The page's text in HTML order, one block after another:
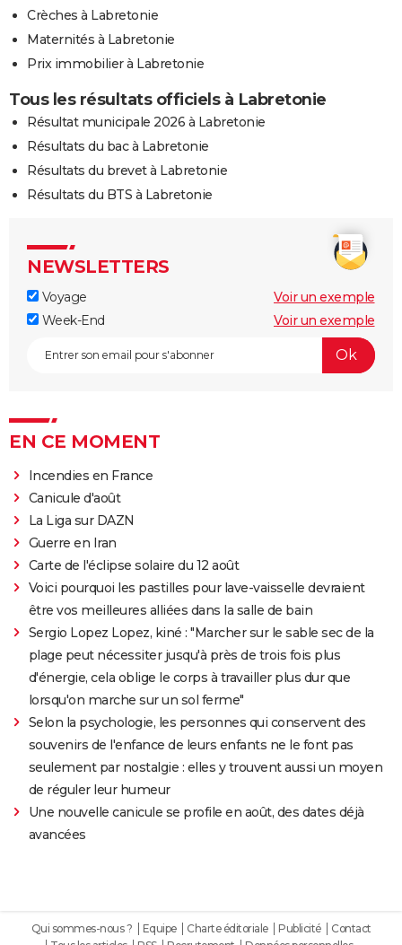
Crèches à Labretonie
Maternités à Labretonie
Prix immobilier à Labretonie
Tous les résultats officiels à Labretonie
Résultat municipale 2026 à Labretonie
Résultats du bac à Labretonie
Résultats du brevet à Labretonie
Résultats du BTS à Labretonie
NEWSLETTERS
Voyage
Voir un exemple
Week-End
Voir un exemple
EN CE MOMENT
Incendies en France
Canicule d'août
La Liga sur DAZN
Guerre en Iran
Carte de l'éclipse solaire du 12 août
Voici pourquoi les pastilles pour lave-vaisselle devraient
être vos meilleures alliées dans la salle de bain
Sergio Lopez Lopez, kiné : "Marcher sur le sable sec de la
plage peut nécessiter jusqu'à près de trois fois plus
d'énergie, cela oblige le corps à travailler plus dur que
lorsqu'on marche sur un sol ferme"
Selon la psychologie, les personnes qui conservent des
souvenirs de l'enfance de leurs enfants ne le font pas
seulement par nostalgie : elles y trouvent aussi un moyen
de réguler leur humeur
Une nouvelle canicule se profile en août, des dates déjà
avancées
Qui sommes-nous ? Equipe Charte éditoriale Publicité
Contact